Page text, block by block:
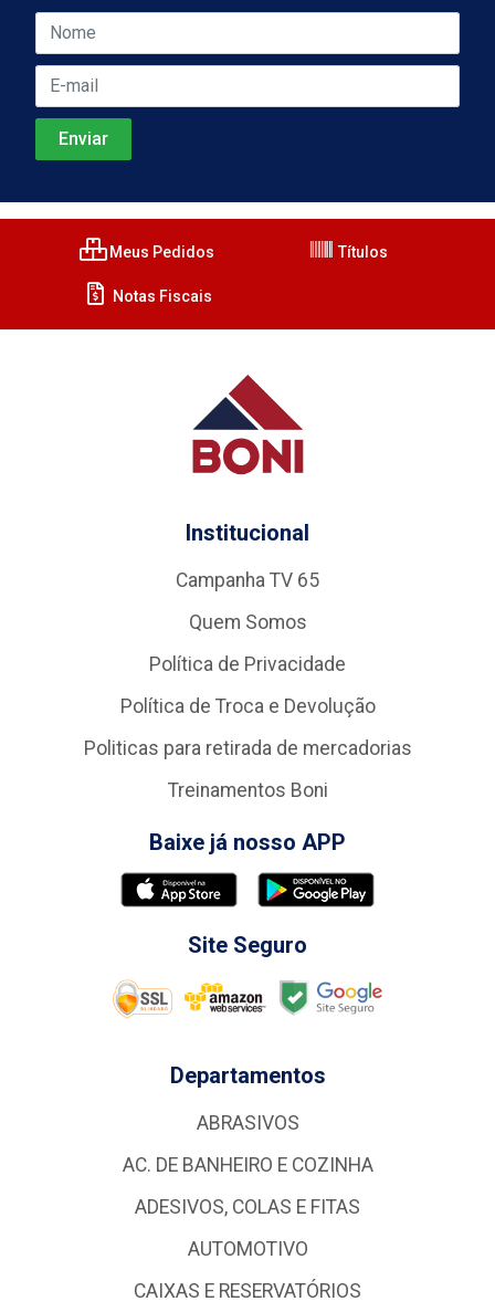
Meus Pedidos Títulos
Notas Fiscais
Institucional
Campanha TV 65
Quem Somos
Política de Privacidade
Política de Troca e Devolução
Politicas para retirada de mercadorias
Treinamentos Boni
Baixe já nosso APP
Site Seguro
Departamentos
ABRASIVOS
AC. DE BANHEIRO E COZINHA
ADESIVOS, COLAS E FITAS
AUTOMOTIVO
CAIXAS E RESERVATÓRIOS